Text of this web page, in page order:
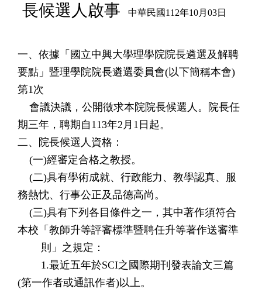
長候選人啟事
中華民國112年10月03日
一、依據「國立中興大學理學院院長遴選及解聘
要點」暨理學院院長遴選委員會(以下簡稱本會)
第1次
會議決議，公開徵求本院院長候選人。院長任
期三年，聘期自113年2月1日起。
二、院長候選人資格：
(一)經審定合格之教授。
(二)具有學術成就、行政能力、教學認真、服
務熱忱、行事公正及品德高尚。
(三)具有下列各目條件之一，其中著作須符合
本校「教師升等評審標準暨聘任升等著作送審準
則」之規定：
1.最近五年於SCI之國際期刊發表論文三篇
(第一作者或通訊作者)以上。